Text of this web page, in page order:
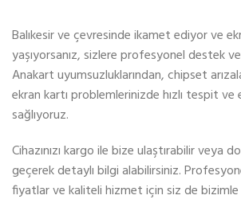
Balıkesir ve çevresinde ikamet ediyor ve
yaşıyorsanız, sizlere profesyonel destek
Anakart uyumsuzluklarından, chipset
ekran kartı problemlerinizde hızlı tespit
sağlıyoruz.
Cihazınızı kargo ile bize ulaştırabilir veya
geçerek detaylı bilgi alabilirsiniz.
fiyatlar ve kaliteli hizmet için siz de bizimle